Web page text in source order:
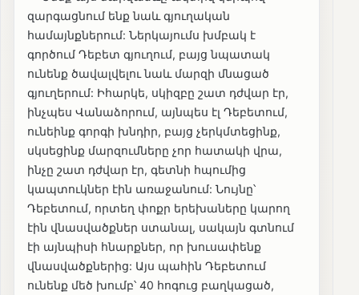
զարգացնում ենք նաև գյուղական
համայնքներում: Ներկայումս խմբակ է
գործում Դեբետ գյուղում, բայց նպատակ
ունենք ծավալվելու նաև մարզի մնացած
գյուղերում: Իհարկե, սկիզբը շատ դժվար էր,
ինչպես Վանաձորում, այնպես էլ Դեբետում,
ունեինք գորգի խնդիր, բայց չերկմտեցինք,
սկսեցինք մարզումները չոր հատակի վրա,
ինչը շատ դժվար էր, գետնի հպումից
կապտուկներ էին առաջանում: Նույնը՝
Դեբետում, որտեղ փոքր երեխաները կարող
էին վնասվածքներ ստանալ, սակայն գտնում
էի այնպիսի հնարքներ, որ խուսափենք
վնասվածքներից: Այս պահին Դեբետում
ունենք մեծ խումբ՝ 40 հոգուց բաղկացած,